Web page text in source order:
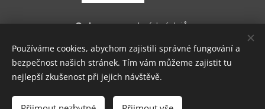
Ochranaosobních údajů
Používáme cookies, abychom zajistili správné fungování a
bezpečnost našich stránek. Tím vám můžeme zajistit tu
nejlepší zkušenost při jejich návštěvě.